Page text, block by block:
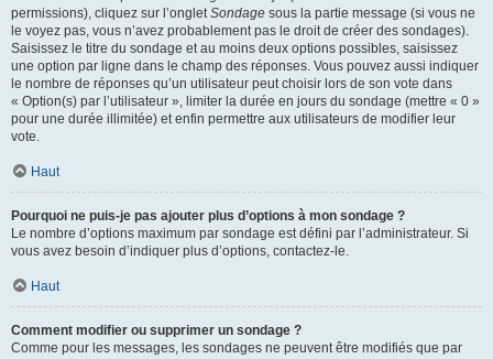
permissions), cliquez sur l’ongletSondage sous la partie message (si vous ne
le voyez pas, vous n’avez probablement pas le droit de créer des sondages).
Saisissez le titre du sondage et au moins deux options possibles, saisissez
une option par ligne dans le champ des réponses. Vous pouvez aussi indiquer
le nombre de réponses qu’un utilisateur peut choisir lors de son vote dans
« Option(s) par l’utilisateur », limiter la durée en jours du sondage (mettre « 0 »
pour une durée illimitée) et enfin permettre aux utilisateurs de modifier leur
vote.
Haut
Pourquoi ne puis-je pas ajouter plus d’options à mon sondage ?
Le nombre d’options maximum par sondage est défini par l’administrateur. Si
vous avez besoin d’indiquer plus d’options, contactez-le.
Haut
Comment modifier ou supprimer un sondage ?
Comme pour les messages, les sondages ne peuvent être modifiés que par